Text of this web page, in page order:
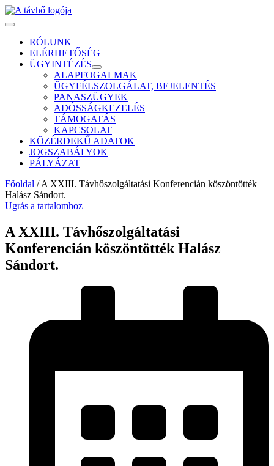
RÓLUNK
ELÉRHETŐSÉG
ÜGYINTÉZÉS
ALAPFOGALMAK
ÜGYFÉLSZOLGÁLAT, BEJELENTÉS
PANASZÜGYEK
ADÓSSÁGKEZELÉS
TÁMOGATÁS
KAPCSOLAT
KÖZÉRDEKŰ ADATOK
JOGSZABÁLYOK
PÁLYÁZAT
Főoldal / A XXIII. Távhőszolgáltatási Konferencián köszöntötték
Halász Sándort.
Ugrás a tartalomhoz
A XXIII. Távhőszolgáltatási
Konferencián köszöntötték Halász
Sándort.